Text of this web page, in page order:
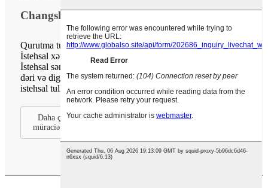
Changshu Feilong Nonwoven Machinery Co.
Qurutma tullantılarının istiliyinin bərpası üçün məhlul
İstehsal xəttinin təkmilləşdirilməsi və yenidən qurulması: —
İstehsal səmərəliliyini artırmaq üçün toxunmamış parçalar,
dəri və digər toxunmamış məhsullar üçün toxunmamış
istehsal tullantılarının istiliyinin bərpası.
Daha çox sənaye həlləri üçün müştəri xidmətlərimizə
müraciət edin.